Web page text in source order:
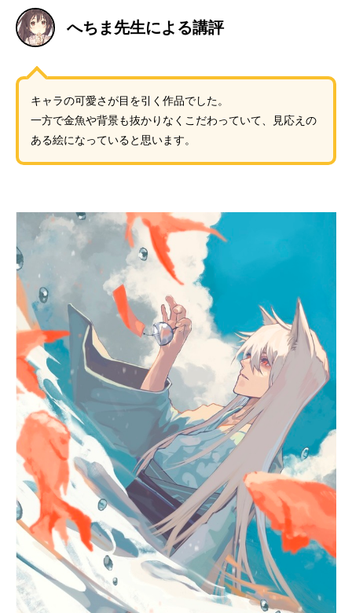
へちま先生による講評
キャラの可愛さが目を引く作品でした。
一方で金魚や背景も抜かりなくこだわっていて、見応えの
ある絵になっていると思います。